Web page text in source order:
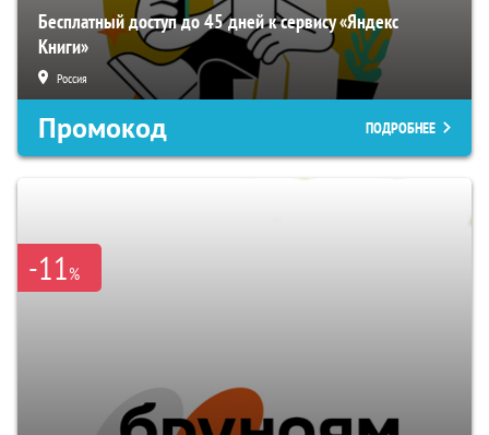
Бесплатный доступ до 45 дней к сервису «Яндекс
Книги»
Россия
Промокод ПОДРОБНЕЕ
-11%